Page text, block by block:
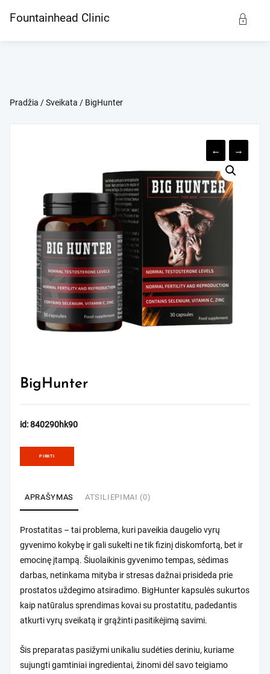
Fountainhead Clinic
Pradžia /Sveikata / BigHunter
← →
BigHunter
id: 840290hk90
PIRKTI
APRAŠYMAS ATSILIEPIMAI (0)
Prostatitas – tai problema, kuri paveikia daugelio vyrų
gyvenimo kokybę ir gali sukelti ne tik fizinį diskomfortą, bet ir
emocinę įtampą. Šiuolaikinis gyvenimo tempas, sėdimas
darbas, netinkama mityba ir stresas dažnai prisideda prie
prostatos uždegimo atsiradimo. BigHunter kapsulės sukurtos
kaip natūralus sprendimas kovai su prostatitu, padedantis
atkurti vyrų sveikatą ir grąžinti pasitikėjimą savimi.
Šis preparatas pasižymi unikaliu sudėties deriniu, kuriame
sujungti gamtiniai ingredientai, žinomi dėl savo teigiamo